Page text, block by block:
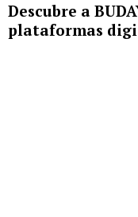
Descubre a
plataformas